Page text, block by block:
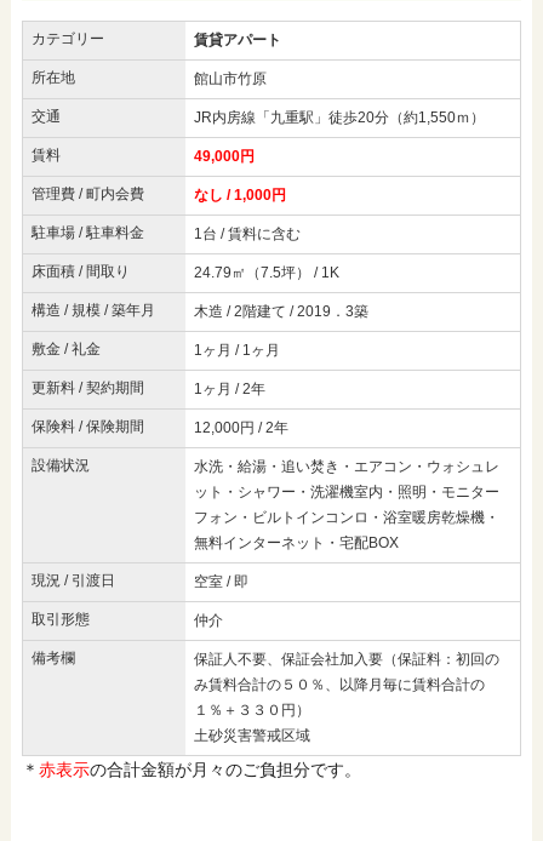
カテゴリー 賃貸アパート
所在地 館山市竹原
交通 JR内房線「九重駅」徒歩20分（約1,550ｍ）
賃料 49,000円
管理費 / 町内会費 なし / 1,000円
駐車場 / 駐車料金 1台 / 賃料に含む
床面積 / 間取り 24.79㎡（7.5坪） / 1K
構造 / 規模 / 築年月 木造 / 2階建て / 2019．3築
敷金 / 礼金 1ヶ月 / 1ヶ月
更新料 / 契約期間 1ヶ月 / 2年
保険料 / 保険期間 12,000円 / 2年
設備状況
水洗・給湯・追い焚き・エアコン・ウォシュレ
ット・シャワー・洗濯機室内・照明・モニター
フォン・ビルトインコンロ・浴室暖房乾燥機・
無料インターネット・宅配BOX
現況 / 引渡日 空室 / 即
取引形態 仲介
備考欄
保証人不要、保証会社加入要（保証料：初回の
み賃料合計の５０％、以降月毎に賃料合計の
１％＋３３０円）
土砂災害警戒区域
＊ 赤表示の合計金額が月々のご負担分です。